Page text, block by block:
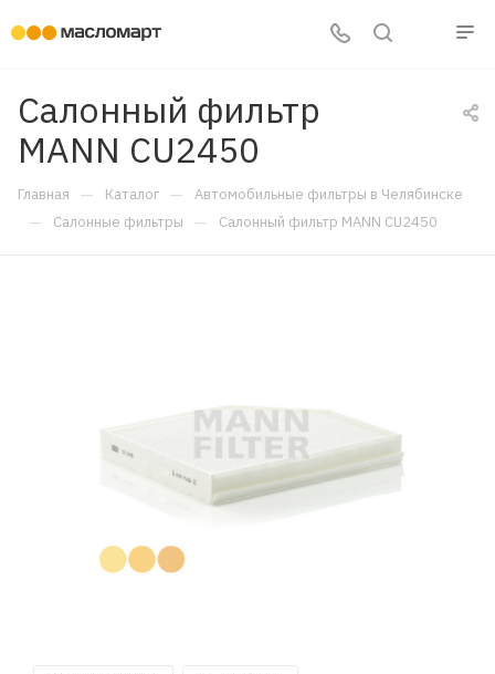
Салонный фильтр
MANN CU2450
Главная — Каталог — Автомобильные фильтры в Челябинске
— Салонные фильтры — Салонный фильтр MANN CU2450